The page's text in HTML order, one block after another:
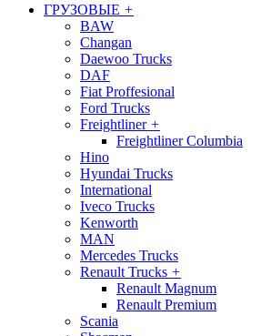
ГРУЗОВЫЕ +
BAW
Changan
Daewoo Trucks
DAF
Fiat Proffesional
Ford Trucks
Freightliner +
Freightliner Columbia
Hino
Hyundai Trucks
International
Iveco Trucks
Kenworth
MAN
Mercedes Trucks
Renault Trucks +
Renault Magnum
Renault Premium
Scania